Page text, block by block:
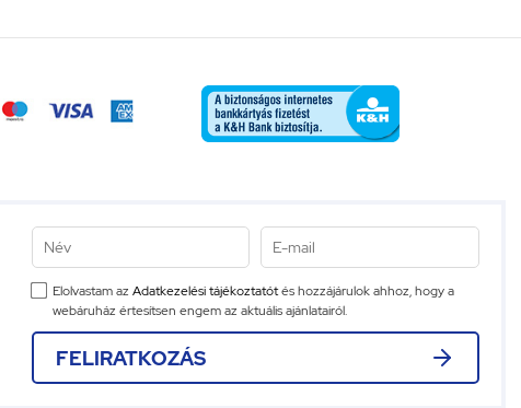
Elolvastam az Adatkezelési tájékoztatótés hozzájárulok ahhoz, hogy a
webáruház értesítsen engem az aktuális ajánlatairól.
FELIRATKOZÁS